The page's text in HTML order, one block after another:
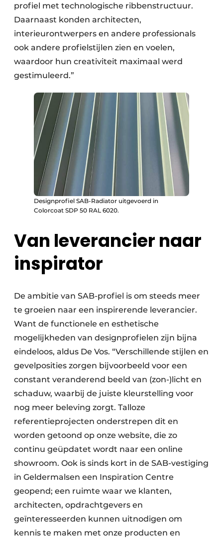
profiel met technologische ribbenstructuur.
Daarnaast konden architecten,
interieurontwerpers en andere professionals
ook andere profielstijlen zien en voelen,
waardoor hun creativiteit maximaal werd
gestimuleerd.”
Designprofiel SAB-Radiator uitgevoerd in
Colorcoat SDP 50 RAL 6020.
Van leverancier naar
inspirator
De ambitie van SAB-profiel is om steeds meer
te groeien naar een inspirerende leverancier.
Want de functionele en esthetische
mogelijkheden van designprofielen zijn bijna
eindeloos, aldus De Vos. “Verschillende stijlen en
gevelposities zorgen bijvoorbeeld voor een
constant veranderend beeld van (zon-)licht en
schaduw, waarbij de juiste kleurstelling voor
nog meer beleving zorgt. Talloze
referentieprojecten onderstrepen dit en
worden getoond op onze website, die zo
continu geüpdatet wordt naar een online
showroom. Ook is sinds kort in de SAB-vestiging
in Geldermalsen een Inspiration Centre
geopend; een ruimte waar we klanten,
architecten, opdrachtgevers en
geïnteresseerden kunnen uitnodigen om
kennis te maken met onze producten en